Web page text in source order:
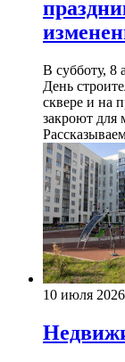
В субботу, 8
День
сквере и на
закроют для
10 июля